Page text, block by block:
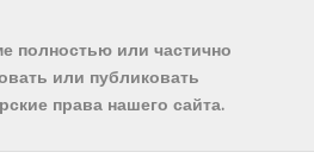
полностью или частично
или публиковать
права нашего сайта.